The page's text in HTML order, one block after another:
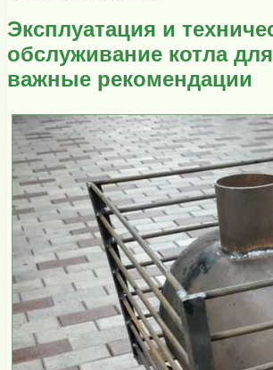
Эксплуатация и
обслуживание котла
важные рекомендации